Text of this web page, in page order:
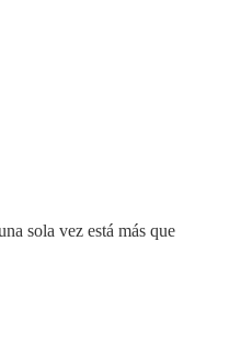
sola vez está más que